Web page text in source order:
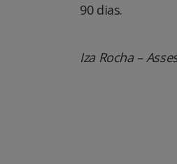
90 dias.
Iza Rocha –